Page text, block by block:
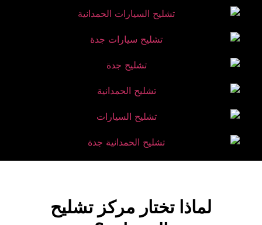
لماذا تختار مركز تشليح